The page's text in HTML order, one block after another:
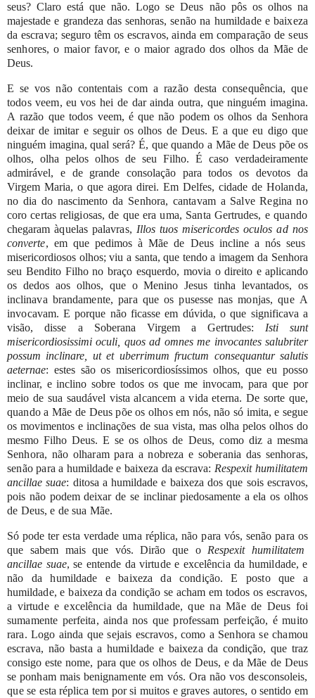
seus? Claro está que não. Logo se Deus não pôs os olhos na
majestade e grandeza das senhoras, senão na humildade e baixeza
da escrava; seguro têmos escravos, ainda em comparação de seus
senhores, o maior favor, e omaior agrado dos olhos da Mãe de
Deus.
E sevos nãocontentaiscom a razão desta consequência, que
todos veem, eu vos hei de dar ainda outra, que ninguém imagina.
A razão que todos veem, é que não podem os olhos da Senhora
deixar de imitar e seguir os olhos de Deus. E a que eu digo que
ninguém imagina, qual será? É, que quando a Mãe de Deus põe os
olhos, olha pelos olhos de seu Filho. É caso verdadeiramente
admirável,
e de grande consolação para todos os devotos da
Virgem Maria, o que agora direi. Em Delfes, cidade de Holanda,
no dia do nascimento da Senhora, cantavam a Salve Regina no
corocertas religiosas, de que era uma, Santa Gertrudes, e quando
chegaram àquelas palavras, Illos tuos misericordes oculos ad nos
converte, emque pedimos à Mãe de Deus incline a nós seus
misericordiosos olhos; viu a santa, que tendo a imagem da Senhora
seu Bendito Filho no braço esquerdo, movia o direito e aplicando
os dedos aos olhos, que o Menino Jesus tinha levantados, os
inclinava brandamente, para que os pusesse nasmonjas, que A
invocavam. E porque não ficasse em dúvida, o que significava a
visão,
disse a Soberana Virgem a Gertrudes: Isti
sunt
misericordiosissimi oculi, quos ad omnes me invocantes salubriter
possum inclinare, ut et uberrimum fructum consequantur salutis
aeternae: estes são os misericordiosíssimos olhos, que eu posso
inclinar, e inclino sobre todos os que me invocam, para que por
meio de sua saudável vistaalcancem a vidaeterna. De sorte que,
quando a Mãe de Deus põe os olhos em nós, não só imita, e segue
os movimentos e inclinações de sua vista, mas olha pelos olhos do
mesmo Filho Deus. E se os olhos de Deus, como diz a mesma
Senhora, não olharam para a nobreza e soberania das senhoras,
senão para a humildade e baixeza da escrava: Respexit humilitatem
ancillae suae: ditosa a humildade e baixeza dos que sois escravos,
pois não podem deixar de se inclinar piedosamente a ela os olhos
de Deus, e de sua Mãe.
Só pode teresta verdade uma réplica, não para vós, senão para os
que sabem mais que vós. Dirão que o Respexit humilitatem
ancillae suae, se entende davirtude e excelência da humildade,e
não
da humildade e baixezada condição. E posto que
a
humildade,e baixezada condição se acham em todos os escravos,
a virtude e excelênciada humildade,que na Mãe de Deus foi
sumamente perfeita, ainda nos que professam perfeição, é muito
rara. Logo ainda que sejais escravos, como a Senhora se chamou
escrava, não basta a humildade e baixeza da condição, que traz
consigo este nome, para que os olhos de Deus, e da Mãe de Deus
se ponham mais benignamente em vós. Ora não vos desconsoleis,
que se esta réplica tem por si muitos e graves autores, o sentido em